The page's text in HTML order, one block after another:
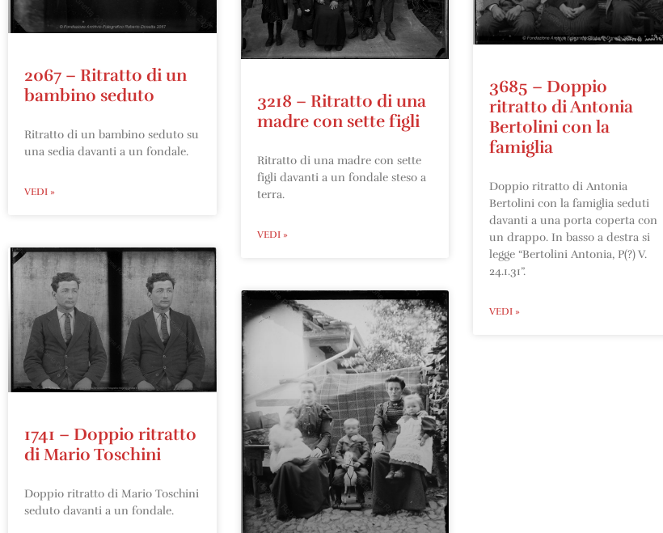
2067 – Ritratto di un
bambino seduto
Ritratto di un bambino seduto su
una sedia davanti a un fondale.
VEDI »
3218 – Ritratto di una
madre con sette figli
Ritratto di una madre con sette
figli davanti a un fondale steso a
terra.
VEDI »
3685 – Doppio
ritratto di Antonia
Bertolini con la
famiglia
Doppio ritratto di Antonia
Bertolini con la famiglia seduti
davanti a una porta coperta con
un drappo. In basso a destra si
legge “Bertolini Antonia, P(?) V.
24.1.31”.
VEDI »
1741 – Doppio ritratto
di Mario Toschini
Doppio ritratto di Mario Toschini
seduto davanti a un fondale.